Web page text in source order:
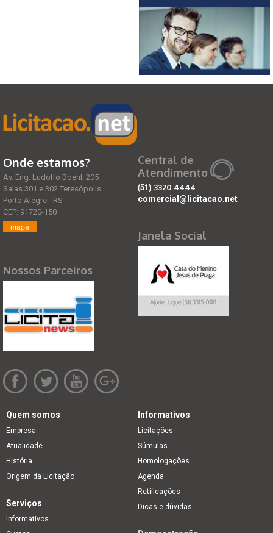
Onde estamos?
Av. Eng. Ludolfo Boehl, 205
Salas 301 e 302 Teresópolis
Porto Alegre - RS
CEP: 91720-150
mapa
Nossos Parceiros
Central de
Atendimento
(51) 3320 4444
comercial@licitacao.net
Janela Social
Quem somos
Empresa
Atualidade
História
Origem da Licitação
Informativos
Licitações
Súmulas
Homologações
Agenda
Retificações
Dicas e dúvidas
Serviços
Informativos